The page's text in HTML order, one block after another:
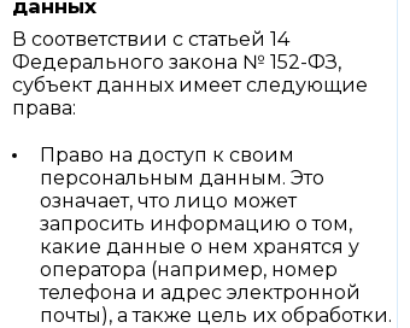
данных
В соответствии с статьей 14
Федерального закона № 152-ФЗ,
субъект данных имеет следующие
права:
Право на доступ к своим
персональным данным. Это
означает, что лицо может
запросить информацию о том,
какие данные о нем хранятся у
оператора (например, номер
телефона и адрес электронной
почты), а также цель их обработки.